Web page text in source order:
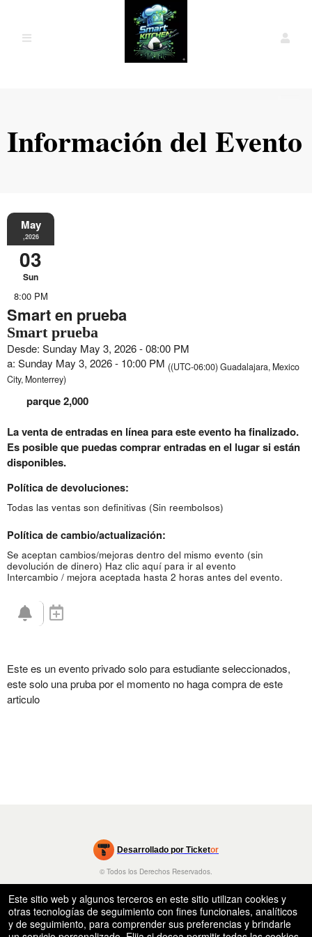
Información del Evento
May
,2026
03
Sun
8:00 PM
Smart en prueba
Smart prueba
Desde: Sunday May 3, 2026 - 08:00 PM
a: Sunday May 3, 2026 - 10:00 PM ((UTC-06:00) Guadalajara, Mexico
City, Monterrey)
parque 2,000
La venta de entradas en línea para este evento ha finalizado.
Es posible que puedas comprar entradas en el lugar si están
disponibles.
Política de devoluciones:
Todas las ventas son definitivas (Sin reembolsos)
Política de cambio/actualización:
Se aceptan cambios/mejoras dentro del mismo evento (sin
devolución de dinero) Haz clic aquí para ir al evento
Intercambio / mejora aceptada hasta 2 horas antes del evento.
Este es un evento privado solo para estudiante seleccionados,
este solo una pruba por el momento no haga compra de este
articulo
Desarrollado por Ticketor
Sistema de venta de entradas y taquilla de Ticketor
Software de venta de entradas para eventos escolares para centros
educativos de primaria y secundaria (K-12) y distritos escolares.
© Todos los Derechos Reservados.
Este sitio web y algunos terceros en este sitio utilizan cookies y
otras tecnologías de seguimiento con fines funcionales, analíticos
y de seguimiento, para comprender sus preferencias y brindarle